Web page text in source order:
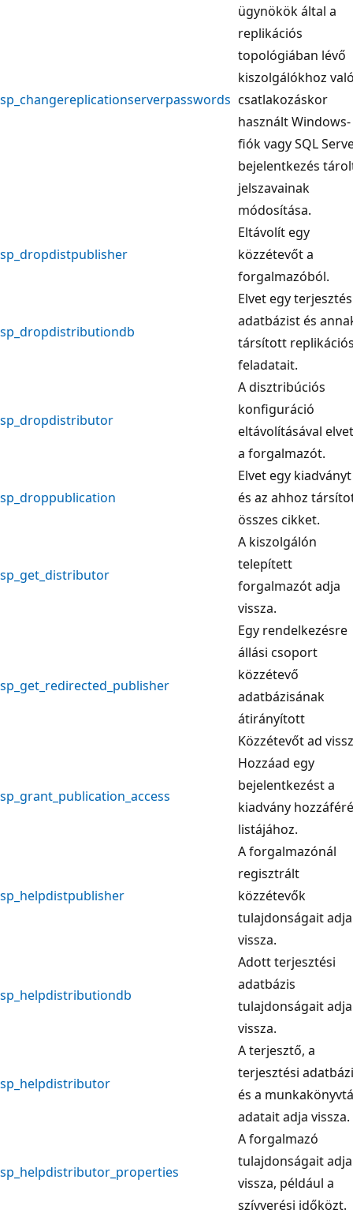
sp_changereplicationserverpasswords
ügynökök által a
replikációs
topológiában lévő
kiszolgálókhoz
csatlakozáskor
használt Windows-
fiók vagy SQL
bejelentkezés
jelszavainak
módosítása.
sp_dropdistpublisher
Eltávolít egy
közzétevőt a
forgalmazóból.
sp_dropdistributiondb
Elvet egy
adatbázist és
társított
feladatait.
sp_dropdistributor
A disztribúciós
konfiguráció
eltávolításával
a forgalmazót.
sp_droppublication
Elvet egy kiadványt
és az ahhoz
összes cikket.
sp_get_distributor
A kiszolgálón
telepített
forgalmazót adja
vissza.
sp_get_redirected_publisher
Egy rendelkezésre
állási csoport
közzétevő
adatbázisának
átirányított
Közzétevőt ad
sp_grant_publication_access
Hozzáad egy
bejelentkezést a
kiadvány
listájához.
sp_helpdistpublisher
A forgalmazónál
regisztrált
közzétevők
tulajdonságait adja
vissza.
sp_helpdistributiondb
Adott terjesztési
adatbázis
tulajdonságait adja
vissza.
sp_helpdistributor
A terjesztő, a
terjesztési
és a
adatait adja vissza.
sp_helpdistributor_properties
A forgalmazó
tulajdonságait adja
vissza, például a
szívverési időközt.